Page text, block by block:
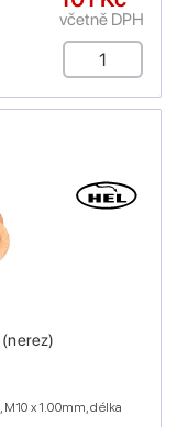
včetně DPH
x 1.00mm, délka